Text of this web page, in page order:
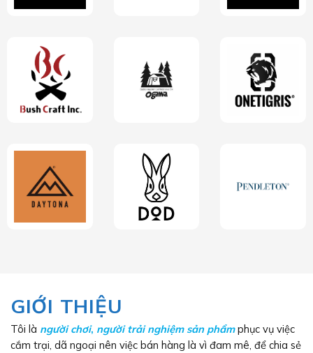
GIỚI THIỆU
Tôi là người chơi, người trải nghiệm sản phẩmphục vụ việc
cắm trại, dã ngoại nên việc bán hàng là vì đam mê, để chia sẻ